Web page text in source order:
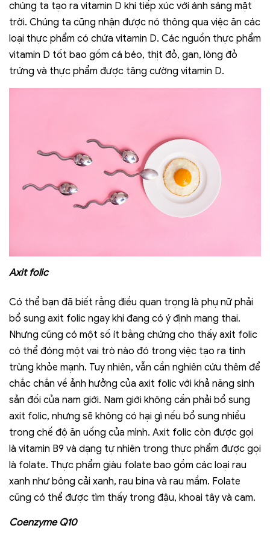
chúng ta tạo ra vitamin D khi tiếp xúc với ánh sáng mặt
trời. Chúng ta cũng nhận được nó thông qua việc ăn các
loại thực phẩm có chứa vitamin D. Các nguồn thực phẩm
vitamin D tốt bao gồm cá béo, thịt đỏ, gan, lòng đỏ
trứng và thực phẩm được tăng cường vitamin D.
Axit folic
Có thể bạn đã biết rằng điều quan trọng là phụ nữ phải
bổ sung axit folic ngay khi đang có ý định mang thai.
Nhưng cũng có một số ít bằng chứng cho thấy axit folic
có thể đóng một vai trò nào đó trong việc tạo ra tinh
trùng khỏe mạnh. Tuy nhiên, vẫn cần nghiên cứu thêm để
chắc chắn về ảnh hưởng của axit folic với khả năng sinh
sản đối của nam giới. Nam giới không cần phải bổ sung
axit folic, nhưng sẽ không có hại gì nếu bổ sung nhiều
trong chế độ ăn uống của mình. Axit folic còn được gọi
là vitamin B9 và dạng tự nhiên trong thực phẩm được gọi
là folate. Thực phẩm giàu folate bao gồm các loại rau
xanh như bông cải xanh, rau bina và rau mầm. Folate
cũng có thể được tìm thấy trong đậu, khoai tây và cam.
Coenzyme Q10